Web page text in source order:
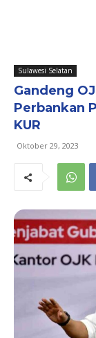
Sulawesi Selatan
Gandeng
Perbankan
KUR
Oktober 29, 2023